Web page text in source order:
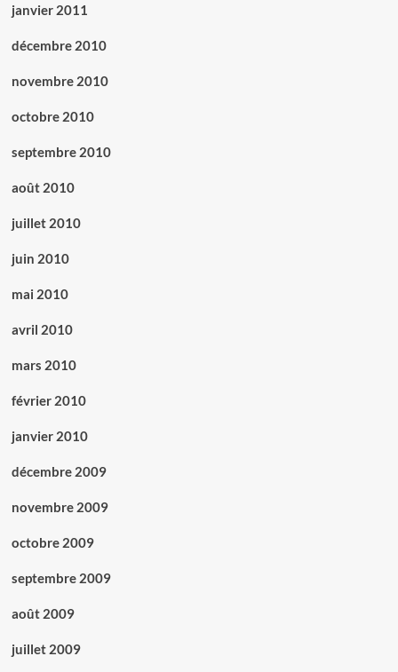
janvier 2011
décembre 2010
novembre 2010
octobre 2010
septembre 2010
août 2010
juillet 2010
juin 2010
mai 2010
avril 2010
mars 2010
février 2010
janvier 2010
décembre 2009
novembre 2009
octobre 2009
septembre 2009
août 2009
juillet 2009